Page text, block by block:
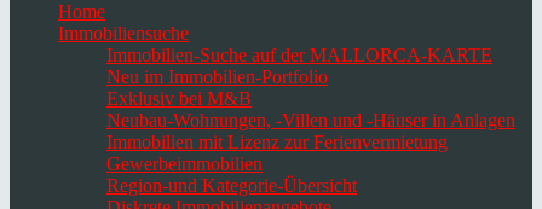
Home
Immobiliensuche
Immobilien-Suche auf der MALLORCA-KARTE
Neu im Immobilien-Portfolio
Exklusiv bei M&B
Neubau-Wohnungen, -Villen und -Häuser in Anlagen
Immobilien mit Lizenz zur Ferienvermietung
Gewerbeimmobilien
Region-und Kategorie-Übersicht